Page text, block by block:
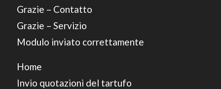
Grazie – Contatto
Grazie – Servizio
Modulo inviato correttamente
Home
Invio quotazioni del tartufo